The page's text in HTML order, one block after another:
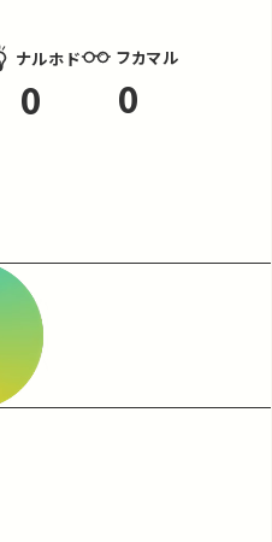
ナルホド
0
フカマル
0